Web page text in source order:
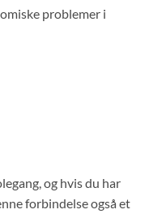
problemer i
og hvis du har
forbindelse også et